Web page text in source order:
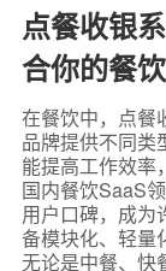
点餐收银
合你的餐
在餐饮中，点餐
品牌提供不同类
能提高工作效率
国内餐饮SaaS
用户口碑，成为
备模块化、轻量
无论是中餐、快